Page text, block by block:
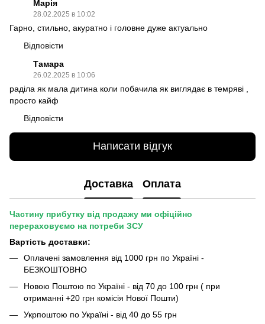
Марія
28.02.2025 в 10:02
Гарно, стильно, акуратно і головне дуже актуально
Відповісти
Тамара
26.02.2025 в 10:06
раділа як мала дитина коли побачила як виглядає в темряві ,
просто кайф
Відповісти
Написати відгук
Доставка Оплата
Частину прибутку від продажу ми офіційно
перераховуємо на потреби ЗСУ
Вартість доставки:
Оплачені замовлення від 1000 грн по Україні -
БЕЗКОШТОВНО
Новою Поштою по Україні - від 70 до 100 грн ( при
отриманні +20 грн комісія Нової Пошти)
Укрпоштою по Україні - від 40 до 55 грн